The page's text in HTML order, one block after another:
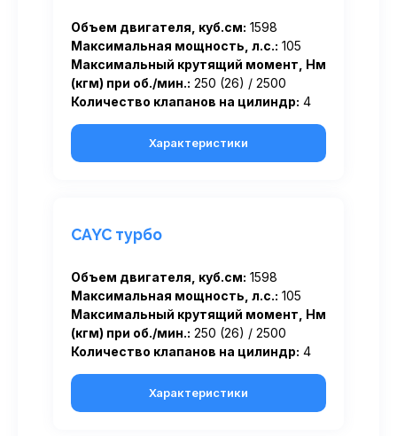
Объем двигателя, куб.см: 1598
Максимальная мощность, л.с.: 105
Максимальный крутящий момент, Нм
(кгм) при об./мин.: 250 (26) / 2500
Количество клапанов на цилиндр: 4
Характеристики
CAYC турбо
Объем двигателя, куб.см: 1598
Максимальная мощность, л.с.: 105
Максимальный крутящий момент, Нм
(кгм) при об./мин.: 250 (26) / 2500
Количество клапанов на цилиндр: 4
Характеристики